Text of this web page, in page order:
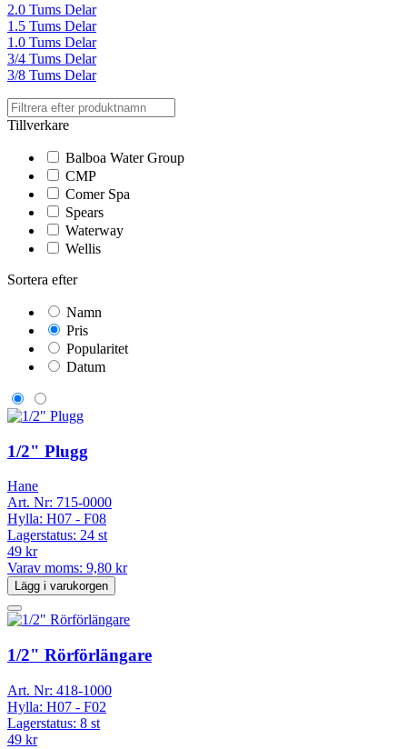
2.0 Tums Delar
1.5 Tums Delar
1.0 Tums Delar
3/4 Tums Delar
3/8 Tums Delar
Tillverkare
Balboa Water Group
CMP
Comer Spa
Spears
Waterway
Wellis
Sortera efter
Namn
Pris
Popularitet
Datum
1/2" Plugg
Hane
Art. Nr: 715-0000
Hylla: H07 - F08
Lagerstatus: 24 st
49 kr
Varav moms: 9,80 kr
Lägg i varukorgen
1/2" Rörförlängare
Art. Nr: 418-1000
Hylla: H07 - F02
Lagerstatus: 8 st
49 kr